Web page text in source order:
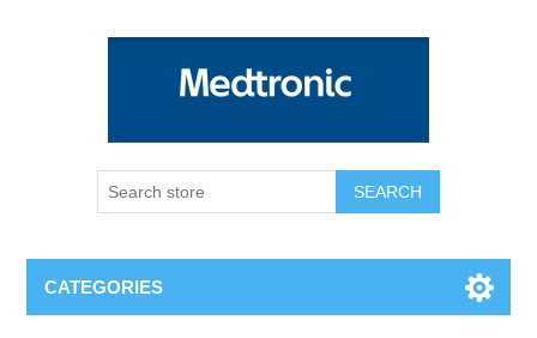
SEARCH
CATEGORIES